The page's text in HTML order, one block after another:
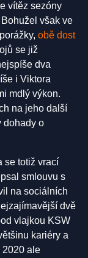
vítěz sezóny
však ve
obě dost
se již
dva
i Viktora
mdlý výkon.
na jeho další
dohady o
se totiž vrací
smlouvu s
na sociálních
dvě
vlajkou KSW
kariéry a
2020 ale